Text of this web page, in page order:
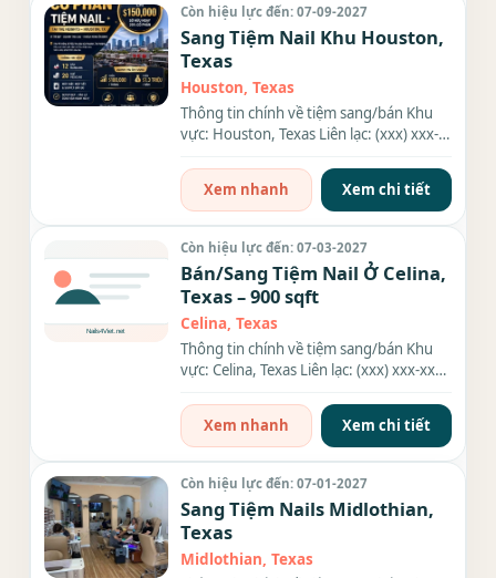
Còn hiệu lực đến: 07-09-2027
Sang Tiệm Nail Khu Houston,
Texas
Houston, Texas
Thông tin chính về tiệm sang/bán Khu
vực: Houston, Texas Liên lạc: (xxx) xxx-
Xem nhanh
Xem chi tiết
Còn hiệu lực đến: 07-03-2027
Bán/Sang Tiệm Nail Ở Celina,
Texas – 900 sqft
Celina, Texas
Thông tin chính về tiệm sang/bán Khu
vực: Celina, Texas Liên lạc: (xxx) xxx-xxxx
Xem nhanh
Xem chi tiết
Còn hiệu lực đến: 07-01-2027
Sang Tiệm Nails Midlothian,
Texas
Midlothian, Texas